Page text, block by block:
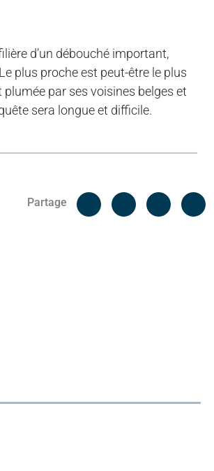
d’un débouché important,
plus proche est peut-être le plus
plumée par ses voisines belges et
sera longue et difficile.
Partage
Facebook